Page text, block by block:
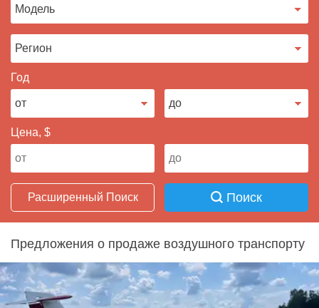
Год
Цена, $
Расширенный Поиск Поиск
Предложения о продаже воздушного транспорту